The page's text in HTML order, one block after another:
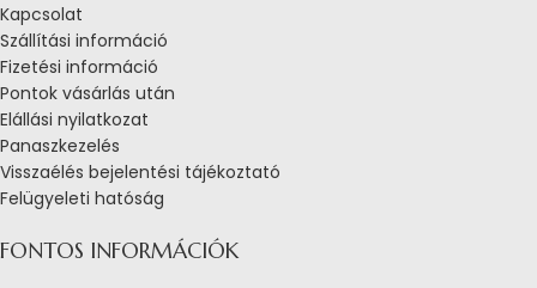
Kapcsolat
Szállítási információ
Fizetési információ
Pontok vásárlás után
Elállási nyilatkozat
Panaszkezelés
Visszaélés bejelentési tájékoztató
Felügyeleti hatóság
FONTOS INFORMÁCIÓK